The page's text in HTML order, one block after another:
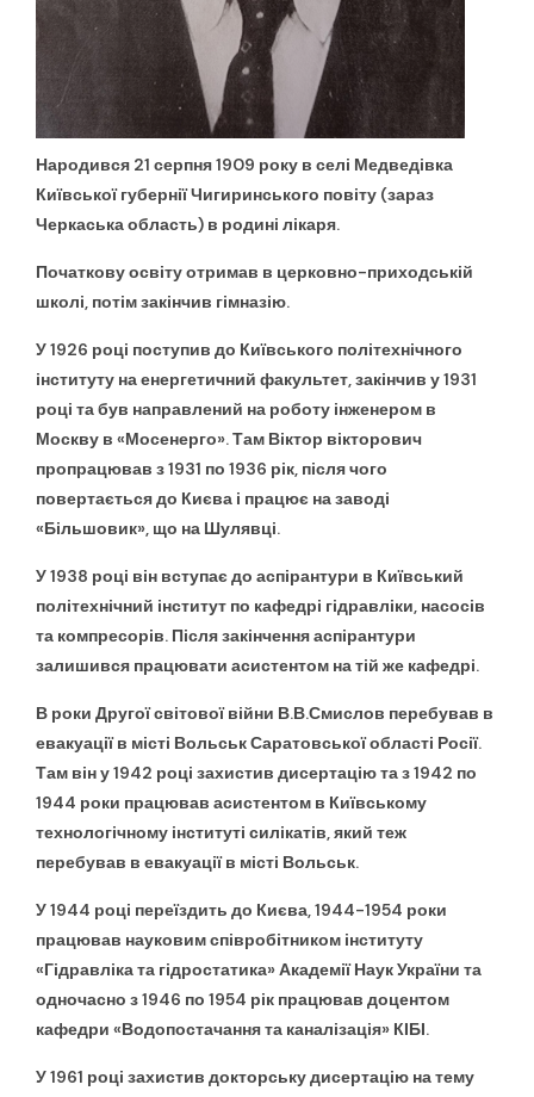
Народився 21 серпня 1909 року в селі Медведівка
Київської губернії Чигиринського повіту (зараз
Черкаська область) в родині лікаря.
Початкову освіту отримав в церковно-приходській
школі, потім закінчив гімназію.
У 1926 році поступив до Київського політехнічного
інституту на енергетичний факультет, закінчив у 1931
році та був направлений на роботу інженером в
Москву в «Мосенерго». Там Віктор вікторович
пропрацював з 1931 по 1936 рік, після чого
повертається до Києва і працює на заводі
«Більшовик», що на Шулявці.
У 1938 році він вступає до аспірантури в Київський
політехнічний інститут по кафедрі гідравліки, насосів
та компресорів. Після закінчення аспірантури
залишився працювати асистентом на тій же кафедрі.
В роки Другої світової війни В.В.Смислов перебував в
евакуації в місті Вольськ Саратовської області Росії.
Там він у 1942 році захистив дисертацію та з 1942 по
1944 роки працював асистентом в Київському
технологічному інституті силікатів, який теж
перебував в евакуації в місті Вольськ.
У 1944 році переїздить до Києва, 1944-1954 роки
працював науковим співробітником інституту
«Гідравліка та гідростатика» Академії Наук України та
одночасно з 1946 по 1954 рік працював доцентом
кафедри «Водопостачання та каналізація» КІБІ.
У 1961 році захистив докторську дисертацію на тему